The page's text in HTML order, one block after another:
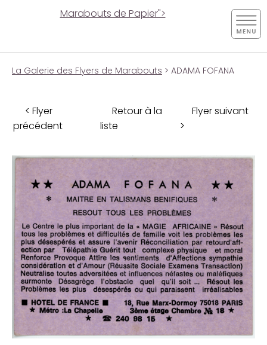
Marabouts de Papier">
La Galerie des Flyers de Marabouts > ADAMA FOFANA
< Flyer
précédent
Retour à la
liste
Flyer suivant
>